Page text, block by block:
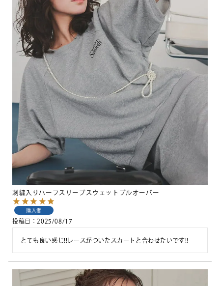
刺繍入りハーフスリーブスウェットプルオーバー
購入者
投稿日 2025/08/17
とても良い感じ!!レースがついたスカートと合わせたいです!!